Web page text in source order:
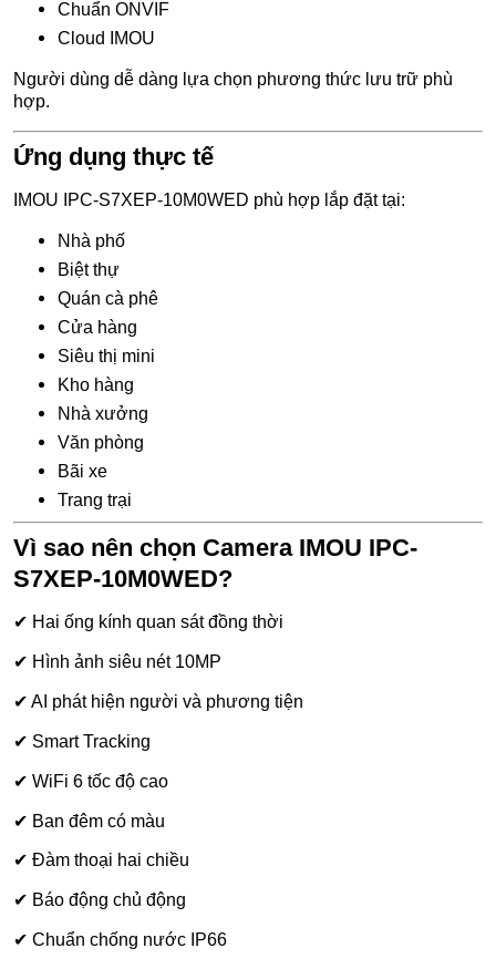
Chuẩn ONVIF
Cloud IMOU
Người dùng dễ dàng lựa chọn phương thức lưu trữ phù
hợp.
Ứng dụng thực tế
IMOU IPC-S7XEP-10M0WED phù hợp lắp đặt tại:
Nhà phố
Biệt thự
Quán cà phê
Cửa hàng
Siêu thị mini
Kho hàng
Nhà xưởng
Văn phòng
Bãi xe
Trang trại
Vì sao nên chọn Camera IMOU IPC-
S7XEP-10M0WED?
✔ Hai ống kính quan sát đồng thời
✔ Hình ảnh siêu nét 10MP
✔ AI phát hiện người và phương tiện
✔ Smart Tracking
✔ WiFi 6 tốc độ cao
✔ Ban đêm có màu
✔ Đàm thoại hai chiều
✔ Báo động chủ động
✔ Chuẩn chống nước IP66